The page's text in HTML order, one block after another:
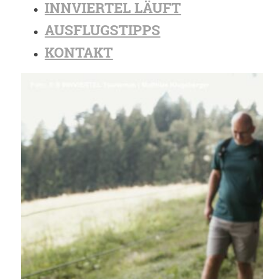
INNVIERTEL LÄUFT
AUSFLUGSTIPPS
KONTAKT